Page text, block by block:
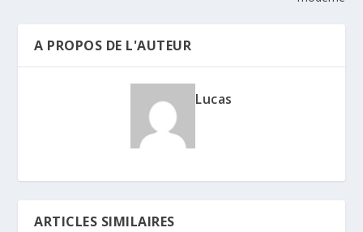
A PROPOS DE L'AUTEUR
Lucas
ARTICLES SIMILAIRES